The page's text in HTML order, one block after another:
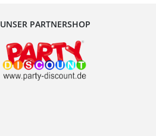
UNSER PARTNERSHOP